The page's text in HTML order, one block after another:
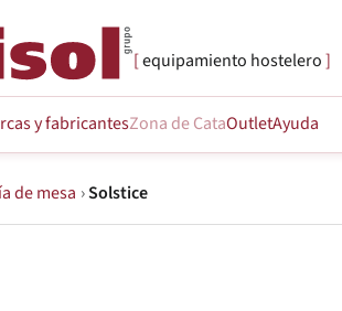
equipamiento hostelero
y fabricantesZona de CataOutletAyuda
de mesa ›Solstice